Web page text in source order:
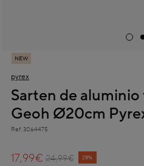
NEW
pyrex
Sarten de
Geoh Ø20cm
Ref. 3064475
Price reduced from
24,99€
to 28%
17,99€